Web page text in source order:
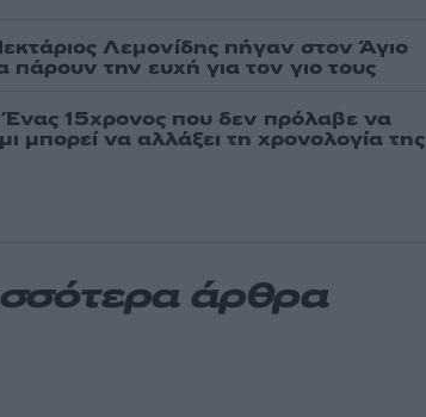
Λεμονίδης πήγαν στον Άγιο
πάρουν την ευχή για τον γιο τους
Ένας 15χρονος που δεν πρόλαβε να
μπορεί να αλλάξει τη χρονολογία της
άρθρα